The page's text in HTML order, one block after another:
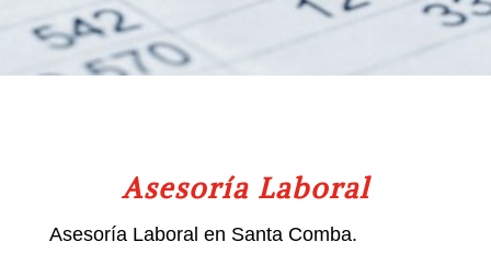
Asesoría Laboral
Asesoría Laboral en Santa Comba.